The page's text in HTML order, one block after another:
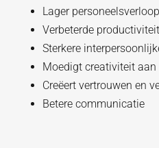
Lager personeelsverloop
Verbeterde productiviteit
Sterkere
Moedigt creativiteit aan
Creëert vertrouwen en
Betere communicatie